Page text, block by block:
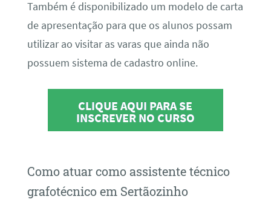
Também é disponibilizado um modelo de carta
de apresentação para que os alunos possam
utilizar ao visitar as varas que ainda não
possuem sistema de cadastro online.
CLIQUE AQUI PARA SE
INSCREVER NO CURSO
Como atuar como assistente técnico
grafotécnico em Sertãozinho